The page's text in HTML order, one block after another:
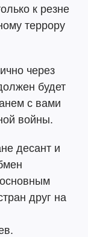
к резне
террору
через
будет
с вами
войны.
десант и
друг на